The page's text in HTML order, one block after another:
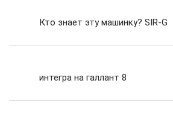
Кто знает эту машинку? SIR-G
интегра на галлант 8